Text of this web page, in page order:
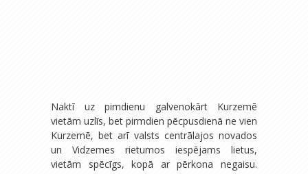
Naktī uz pimdienu galvenokārt Kurzemē
vietām uzlīs, bet pirmdien pēcpusdienā ne vien
Kurzemē, bet arī valsts centrālajos novados
un Vidzemes rietumos iespējams lietus,
vietām spēcīgs, kopā ar pērkona negaisu.